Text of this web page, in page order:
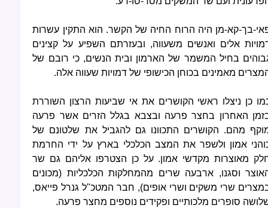
בך-קא-מן היה הרוח החיה של הקשר. הוא התקין עשרות
אלים ואנשים משעווה, ובעזרתם השפיע על קצינים
בחיל המשמר של הארמון ובית הנשים, כי רובם של
מאמינים בכוחן הכישופי של דמויות שעווה אלה.
כן ניצלו ראשי הקושרים את אי שביעות הרצון השוררת
האחרון בחצר פרעה ובצבא בגלל הזרים אשר פרעה
מהם. הקושרים התכוונו גם להגביל את שלטונם של
אמון ולשפר את המצב הכלכלי בארץ על ידי החרמת
מאוצרות מקדשי אמון. על כן הצטרפו אליהם גם שר
וסגנו, ארבעה שרים מהמחלקות הכלכליות (מכונים
שרי משקים ושרי אופים), חבר המטכ"ל גנרל פייאס,
סופרים מלכותיים ופקידים נוספים מחצר פרעה.